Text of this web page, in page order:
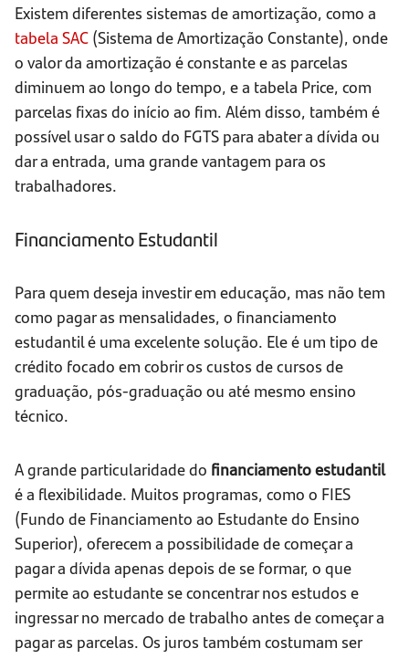
Existem diferentes sistemas de amortização, como a
tabela SAC (Sistema de Amortização Constante), onde
o valor da amortização é constante e as parcelas
diminuem ao longo do tempo, e a tabela Price, com
parcelas fixas do início ao fim. Além disso, também é
possível usar o saldo do FGTS para abater a dívida ou
dar a entrada, uma grande vantagem para os
trabalhadores.
Financiamento Estudantil
Para quem deseja investir em educação, mas não tem
como pagar as mensalidades, o financiamento
estudantil é uma excelente solução. Ele é um tipo de
crédito focado em cobrir os custos de cursos de
graduação, pós-graduação ou até mesmo ensino
técnico.
A grande particularidade do financiamento estudantil
é a flexibilidade. Muitos programas, como o FIES
(Fundo de Financiamento ao Estudante do Ensino
Superior), oferecem a possibilidade de começar a
pagar a dívida apenas depois de se formar, o que
permite ao estudante se concentrar nos estudos e
ingressar no mercado de trabalho antes de começar a
pagar as parcelas. Os juros também costumam ser